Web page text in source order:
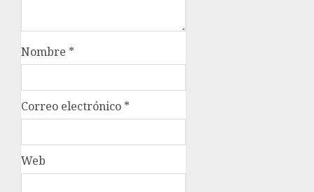
Nombre *
Correo electrónico *
Web